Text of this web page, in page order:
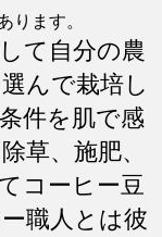
ります。
て自分の農
んで栽培し
件を肌で感
草、施肥、
コーヒー豆
職人とは彼